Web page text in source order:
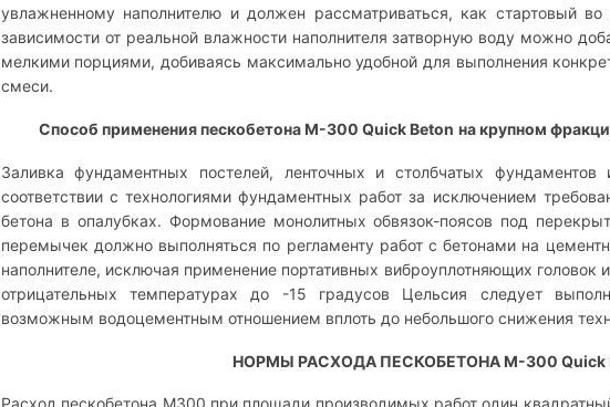
увлажненному наполнителю и должен рассматриваться, как стартовый
зависимости от реальной влажности наполнителя затворную воду можно
мелкими порциями, добиваясь максимально удобной для выполнения
смеси.
Способ применения пескобетона М-300 Quick Beton на крупном
Заливка фундаментных постелей, ленточных и столбчатых
соответствии с технологиями фундаментных работ за исключением
бетона в опалубках. Формование монолитных обвязок-поясов под
перемычек должно выполняться по регламенту работ с бетонами на
наполнителе, исключая применение портативных виброуплотняющих
отрицательных температурах до -15 градусов Цельсия следует
возможным водоцементным отношением вплоть до небольшого снижения
НОРМЫ РАСХОДА ПЕСКОБЕТОНА М-300 Quick